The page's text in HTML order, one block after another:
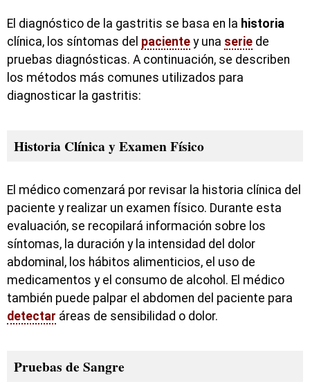
El diagnóstico de la gastritis se basa en la historia
clínica, los síntomas del paciente y una serie de
pruebas diagnósticas. A continuación, se describen
los métodos más comunes utilizados para
diagnosticar la gastritis:
Historia Clínica y Examen Físico
El médico comenzará por revisar la historia clínica del
paciente y realizar un examen físico. Durante esta
evaluación, se recopilará información sobre los
síntomas, la duración y la intensidad del dolor
abdominal, los hábitos alimenticios, el uso de
medicamentos y el consumo de alcohol. El médico
también puede palpar el abdomen del paciente para
detectar áreas de sensibilidad o dolor.
Pruebas de Sangre